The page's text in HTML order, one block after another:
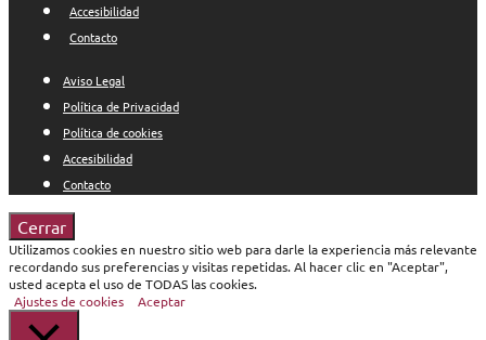
Accesibilidad
Contacto
Aviso Legal
Política de Privacidad
Política de cookies
Accesibilidad
Contacto
Cerrar
Utilizamos cookies en nuestro sitio web para darle la experiencia más relevante
recordando sus preferencias y visitas repetidas. Al hacer clic en "Aceptar",
usted acepta el uso de TODAS las cookies.
Ajustes de cookies
Aceptar